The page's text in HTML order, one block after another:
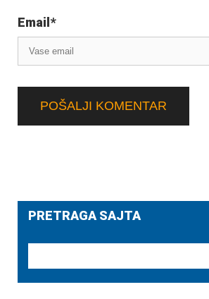
Email *
PRETRAGA SAJTA